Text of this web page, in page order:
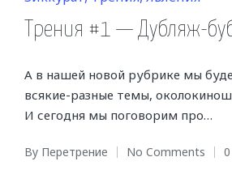
in
Трения #1 — Дубляж-
А в нашей новой рубрике мы
всякие-разные темы,
И сегодня мы поговорим про…
Posted
By Перетрение No Comments